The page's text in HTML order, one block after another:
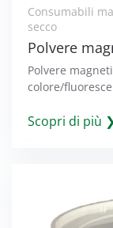
Consumabili
secco
Polvere
Polvere
colore/
Scopri di più ❯